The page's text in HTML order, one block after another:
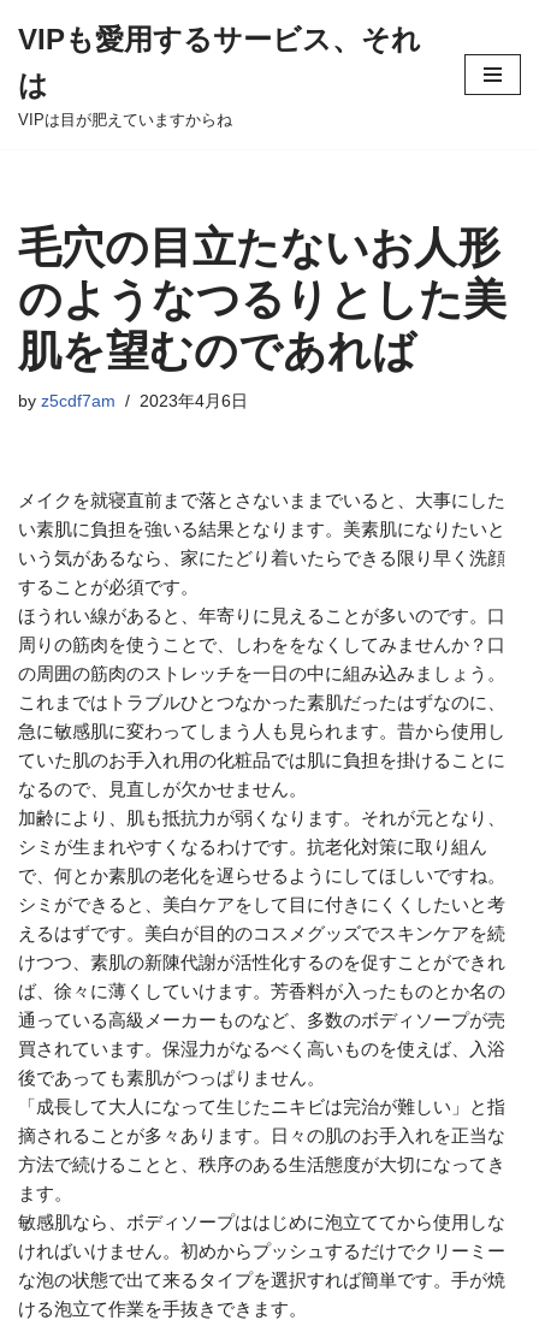
to
content
VIPも愛用するサービス、それ
は
VIPは目が肥えていますからね
毛穴の目立たないお人形
のようなつるりとした美
肌を望むのであれば
by z5cdf7am 2023年4月6日
メイクを就寝直前まで落とさないままでいると、大事にした
い素肌に負担を強いる結果となります。美素肌になりたいと
いう気があるなら、家にたどり着いたらできる限り早く洗顔
することが必須です。
ほうれい線があると、年寄りに見えることが多いのです。口
周りの筋肉を使うことで、しわををなくしてみませんか？口
の周囲の筋肉のストレッチを一日の中に組み込みましょう。
これまではトラブルひとつなかった素肌だったはずなのに、
急に敏感肌に変わってしまう人も見られます。昔から使用し
ていた肌のお手入れ用の化粧品では肌に負担を掛けることに
なるので、見直しが欠かせません。
加齢により、肌も抵抗力が弱くなります。それが元となり、
シミが生まれやすくなるわけです。抗老化対策に取り組ん
で、何とか素肌の老化を遅らせるようにしてほしいですね。
シミができると、美白ケアをして目に付きにくくしたいと考
えるはずです。美白が目的のコスメグッズでスキンケアを続
けつつ、素肌の新陳代謝が活性化するのを促すことができれ
ば、徐々に薄くしていけます。芳香料が入ったものとか名の
通っている高級メーカーものなど、多数のボディソープが売
買されています。保湿力がなるべく高いものを使えば、入浴
後であっても素肌がつっぱりません。
「成長して大人になって生じたニキビは完治が難しい」と指
摘されることが多々あります。日々の肌のお手入れを正当な
方法で続けることと、秩序のある生活態度が大切になってき
ます。
敏感肌なら、ボディソープははじめに泡立ててから使用しな
ければいけません。初めからプッシュするだけでクリーミー
な泡の状態で出て来るタイプを選択すれば簡単です。手が焼
ける泡立て作業を手抜きできます。